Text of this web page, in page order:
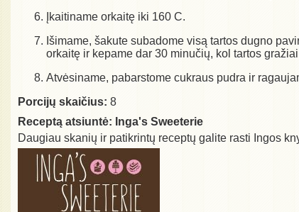
Įkaitiname orkaitę iki 160 C.
Išimame, šakute subadome visą tartos dugno
orkaitę ir kepame dar 30 minučių, kol tartos
Atvėsiname, pabarstome cukraus pudra ir
Porcijų skaičius: 8
Receptą atsiuntė: Inga's Sweeterie
Daugiau skanių ir patikrintų receptų galite rasti Ingos